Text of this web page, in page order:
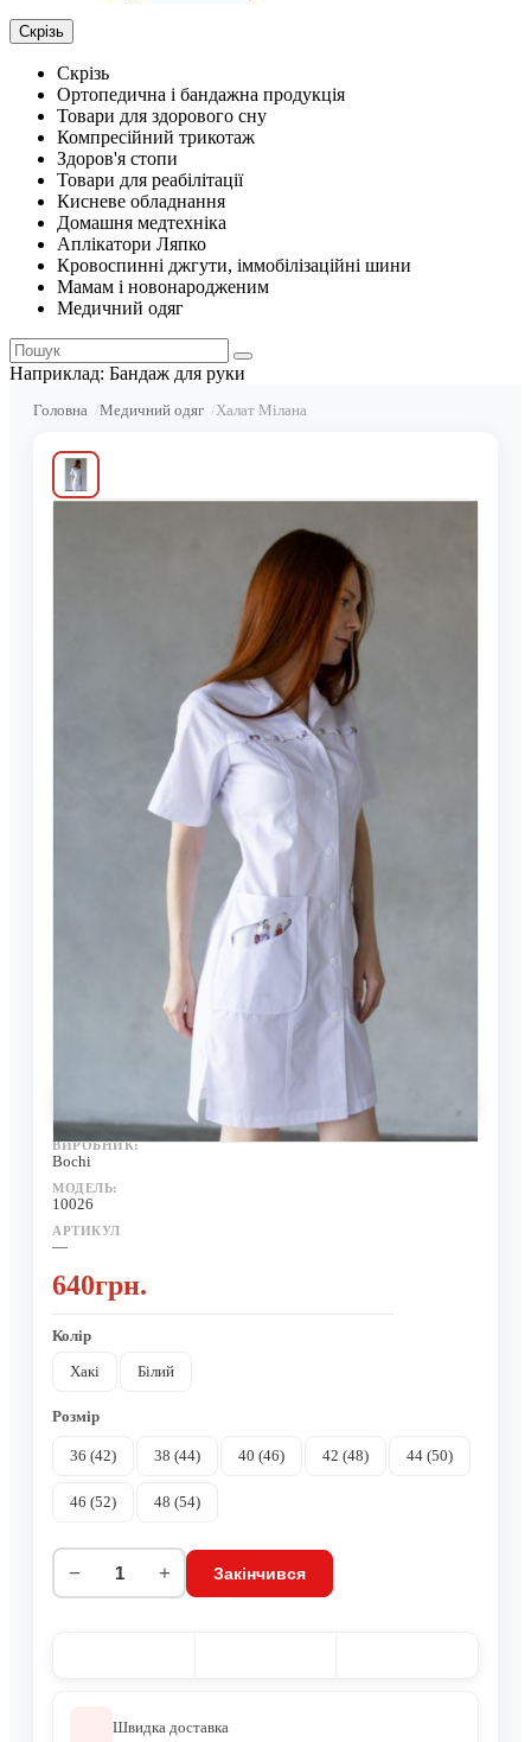
Скрізь
Скрізь
Ортопедична і бандажна продукція
Товари для здорового сну
Компресійний трикотаж
Здоров'я стопи
Товари для реабілітації
Кисневе обладнання
Домашня медтехніка
Аплікатори Ляпко
Кровоспинні джгути, іммобілізаційні шини
Мамам і новонародженим
Медичний одяг
Наприклад: Бандаж для руки
Головна Медичний одяг Халат Мілана
Халат Мілана
Нема в наявності
ВИРОБНИК:
Bochi
МОДЕЛЬ:
10026
АРТИКУЛ
—
640грн.
Колір
Хакі
Білий
Розмір
36 (42) 38 (44) 40 (46) 42 (48) 44 (50)
46 (52) 48 (54)
− + Закінчився
Швидка доставка